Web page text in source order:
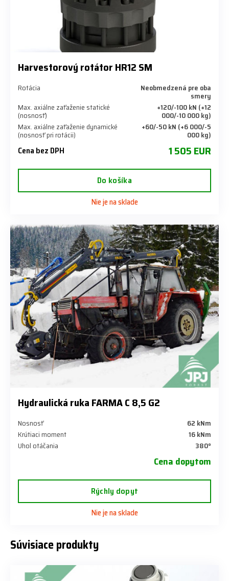
Harvestorový rotátor HR12 SM
Rotácia Neobmedzená pre oba
smery
Max. axiálne zaťaženie statické
(nosnosť)
+120/-100 kN (+12
000/-10 000 kg)
Max. axiálne zaťaženie dynamické
(nosnosť pri rotácii)
+60/-50 kN (+6 000/-5
000 kg)
Cena bez DPH 1 505 EUR
Do košíka
Nie je na sklade
Hydraulická ruka FARMA C 8,5 G2
Nosnosť
62 kNm
Krútiaci moment
16 kNm
Uhol otáčania
380°
Cena dopytom
Rýchly dopyt
Nie je na sklade
Súvisiace produkty